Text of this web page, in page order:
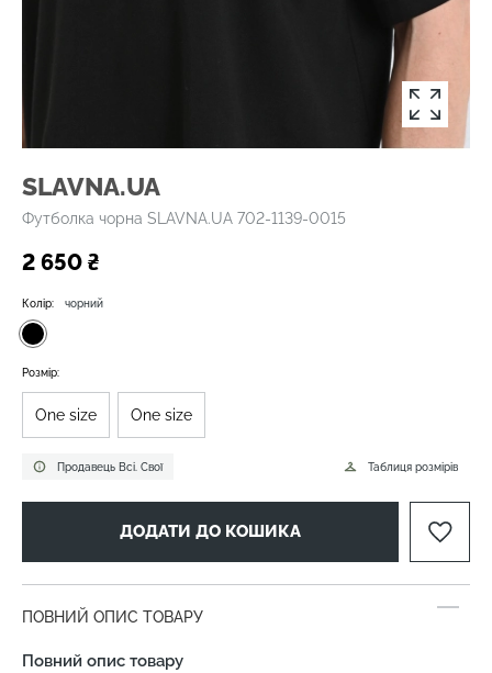
SLAVNA.UA
Футболка чорна SLAVNA.UA 702-1139-0015
2 650 ₴
Продавець Всі. Свої
Колір: чорний
Таблиця розмірів
Розмір:
One size One size
ДОДАТИ ДО КОШИКА
ПОВНИЙ ОПИС ТОВАРУ
Повний опис товару